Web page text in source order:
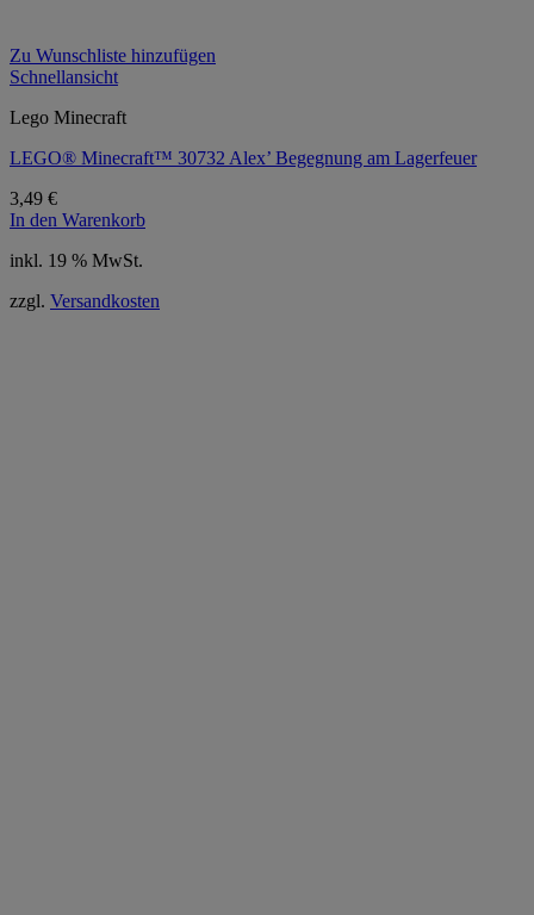
Zu Wunschliste hinzufügen
Schnellansicht
Lego Minecraft
LEGO® Minecraft™ 30732 Alex’ Begegnung am Lagerfeuer
3,49 €
In den Warenkorb
inkl. 19 % MwSt.
zzgl. Versandkosten